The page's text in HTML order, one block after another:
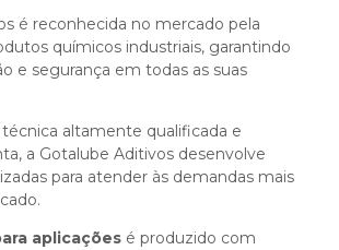
é reconhecida no mercado pela
químicos industriais, garantindo
e segurança em todas as suas
altamente qualificada e
a Gotalube Aditivos desenvolve
para atender às demandas mais
aplicações é produzido com